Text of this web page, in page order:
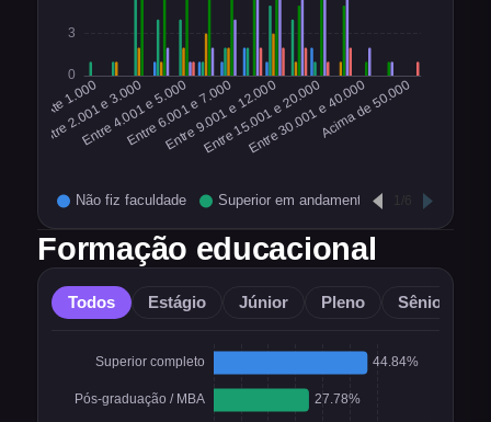
Formação educacional
Todos Estágio Júnior Pleno Sênior